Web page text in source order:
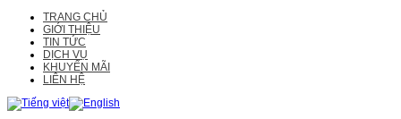
TRANG CHỦ
GIỚI THIỆU
TIN TỨC
DỊCH VỤ
KHUYẾN MÃI
LIÊN HỆ